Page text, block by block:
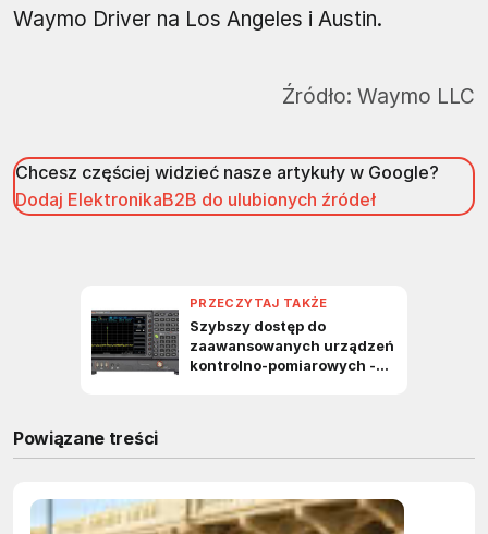
Waymo Driver na Los Angeles i Austin.
Źródło: Waymo LLC
Chcesz częściej widzieć nasze artykuły w Google?
Dodaj ElektronikaB2B do ulubionych źródeł
Powiązane treści